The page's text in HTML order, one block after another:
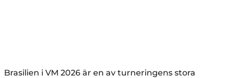
Brasilien i VM 2026 är en av turneringens stora